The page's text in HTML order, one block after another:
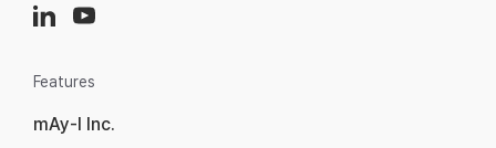
Features
mAy-I Inc.